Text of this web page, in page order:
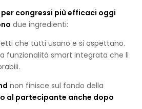
congressi più efficaci oggi
due ingredienti:
che tutti usano e si aspettano.
funzionalità smart integrata che li
non finisce sul fondo della
al partecipante anche dopo